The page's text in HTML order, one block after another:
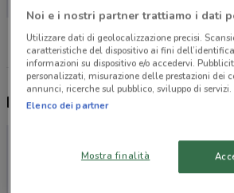
Nuovi prodotti da provare
Noi e i nostri partner trattiamo i dati
Utilizzare dati di geolocalizzazione precisi.
caratteristiche del dispositivo ai fini
informazioni su dispositivo e/o accedervi.
personalizzati, misurazione delle prestazioni dei
annunci, ricerche sul pubblico, sviluppo di servizi.
Elenco dei partner
Mostra finalità